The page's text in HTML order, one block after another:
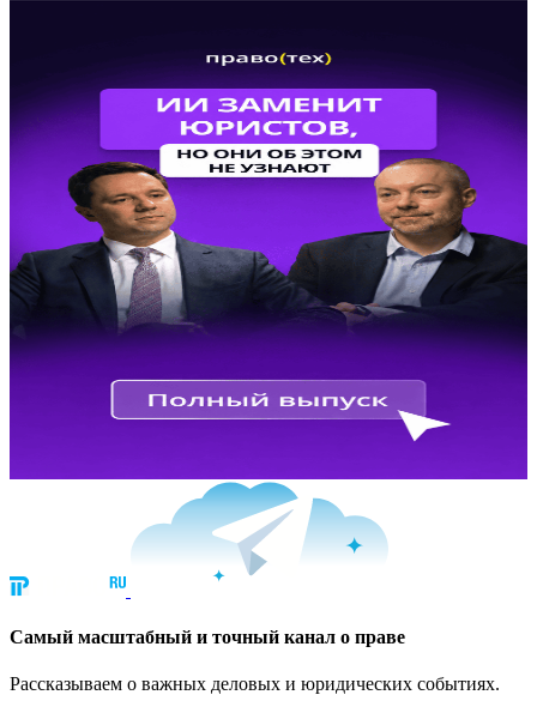
Cамый масштабный и точный канал о праве
Рассказываем о важных деловых и юридических событиях.